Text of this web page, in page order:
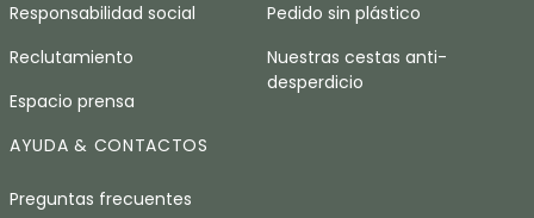
Responsabilidad social
Reclutamiento
Espacio prensa
Pedido sin plástico
Nuestras cestas anti-
desperdicio
AYUDA & CONTACTOS
Preguntas frecuentes